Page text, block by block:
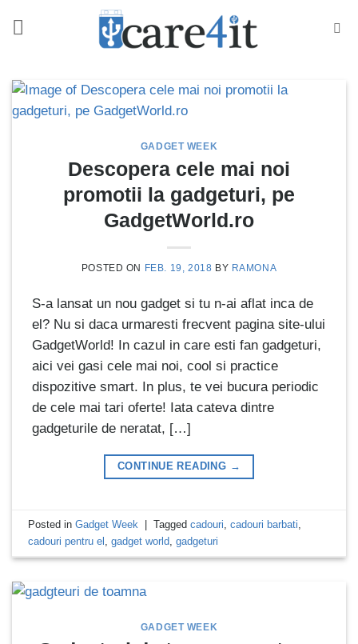
GADGET WEEK
Descopera cele mai noi
promotii la gadgeturi, pe
GadgetWorld.ro
POSTED ON FEB. 19, 2018 BY RAMONA
S-a lansat un nou gadget si tu n-ai aflat inca de
el? Nu si daca urmaresti frecvent pagina site-ului
GadgetWorld! In cazul in care esti fan gadgeturi,
aici vei gasi cele mai noi, cool si practice
dispozitive smart. In plus, te vei bucura periodic
de cele mai tari oferte! Iata cateva dintre
gadgeturile de neratat, […]
CONTINUE READING →
Posted inGadget Week | Taggedcadouri ,cadouri barbati
cadouri pentru el ,gadget world ,gadgeturi
GADGET WEEK